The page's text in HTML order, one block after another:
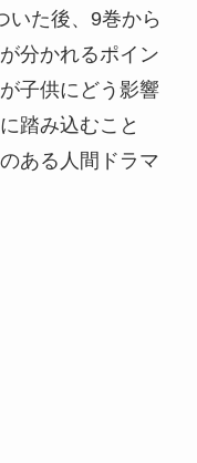
いた後、9巻から
分かれるポイン
子供にどう影響
踏み込むこと
ある人間ドラマ